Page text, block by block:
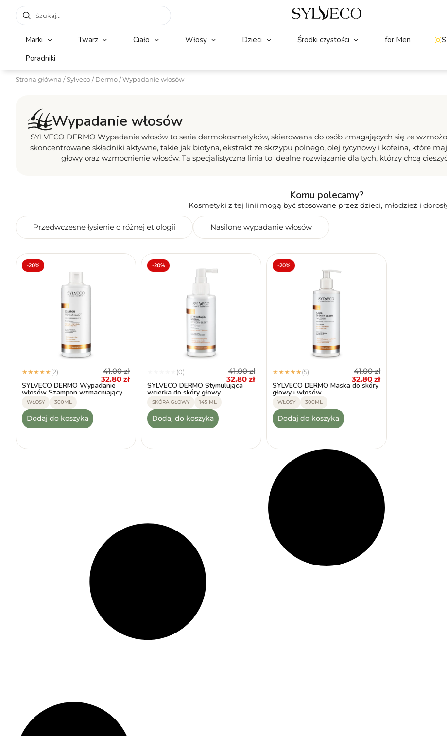
Marki Twarz Ciało Włosy Dzieci Środki czystości for Men
Poradniki
Strona główna /Sylveco/Dermo/ Wypadanie włosów
Wypadanie włosów
SYLVECO DERMO Wypadanie włosów to seria dermokosmetyków, skierowana do osób zmagających się ze
skoncentrowane składniki aktywne, takie jak biotyna, ekstrakt ze skrzypu polnego, olej rycynowy i kofeina, które
głowy oraz wzmocnienie włosów. Ta specjalistyczna linia to idealne rozwiązanie dla tych, którzy chcą
Komu polecamy?
Kosmetyki z tej linii mogą być stosowane przez dzieci, młodzież i
Przedwczesne łysienie o różnej etiologii Nasilone wypadanie włosów
-20%
★★★★★(2) 41.00zł
32.80 zł
SYLVECO DERMO Wypadanie
włosów Szampon wzmacniający
WŁOSY 300ML
Dodaj do koszyka
-20%
(0) 41.00zł
32.80 zł
SYLVECO DERMO Stymulująca
wcierka do skóry głowy
SKÓRA GŁOWY 145 ML
Dodaj do koszyka
-20%
★★★★★ (5) 41.00zł
32.80 zł
SYLVECO DERMO Maska do skóry
głowy i włosów
WŁOSY 300ML
Dodaj do koszyka